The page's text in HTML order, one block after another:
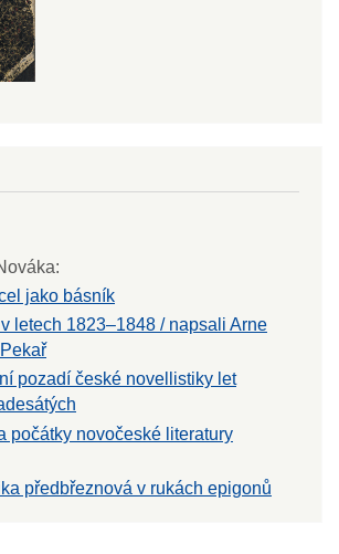
jako básník
letech 1823–1848 / napsali Arne
pozadí české novellistiky let
počátky novočeské literatury
předbřeznová v rukách epigonů